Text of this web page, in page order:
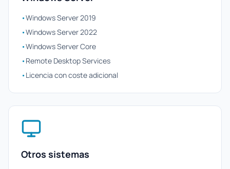
•Windows Server 2019
•Windows Server 2022
•Windows Server Core
•Remote Desktop Services
•Licencia con coste adicional
Otros sistemas